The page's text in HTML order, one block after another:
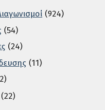
(924)
(54)
(24)
(11)
(22)